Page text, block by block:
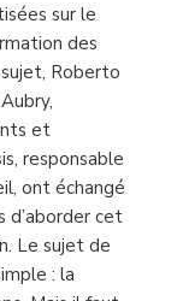
sur le
des
Roberto
et
responsable
ont échangé
d’aborder cet
Le sujet de
: la